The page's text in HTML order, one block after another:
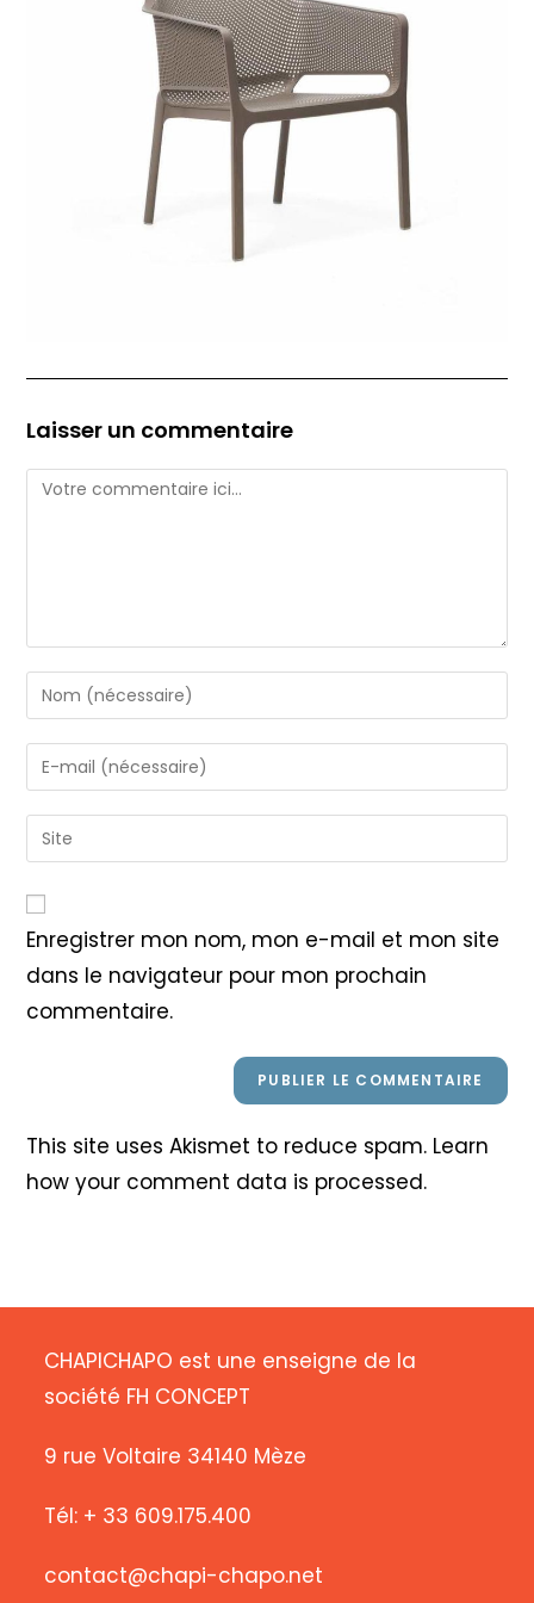
Laisser un commentaire
Comment
Enter
your
name
or
to
comment
Enter
your
email
address
Saisir
l’URL
votre
site
(facultatif)
Enregistrer mon nom, mon e-mail et mon site
dans le navigateur pour mon prochain
commentaire.
This site uses Akismet to reduce spam. Learn
how your comment data is processed.
CHAPICHAPO est une enseigne de la
société FH CONCEPT
9 rue Voltaire 34140 Mèze
Tél: + 33 609.175.400
contact@chapi-chapo.net